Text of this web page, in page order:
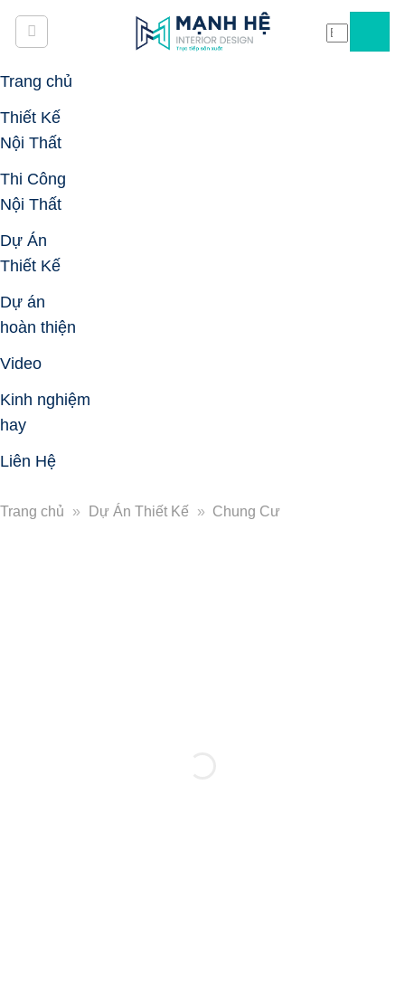
Skip
Trang chủ
Thiết Kế
Nội Thất
Thi Công
Nội Thất
Dự Án
Thiết Kế
Dự án
hoàn thiện
Video
Kinh nghiệm
hay
Liên Hệ
Trang chủ » Dự Án Thiết Kế » Chung Cư